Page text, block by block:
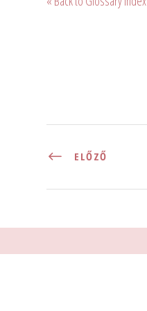
ELŐZŐ